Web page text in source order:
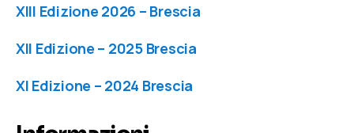
XIII Edizione 2026 – Brescia
XII Edizione – 2025 Brescia
XI Edizione – 2024 Brescia